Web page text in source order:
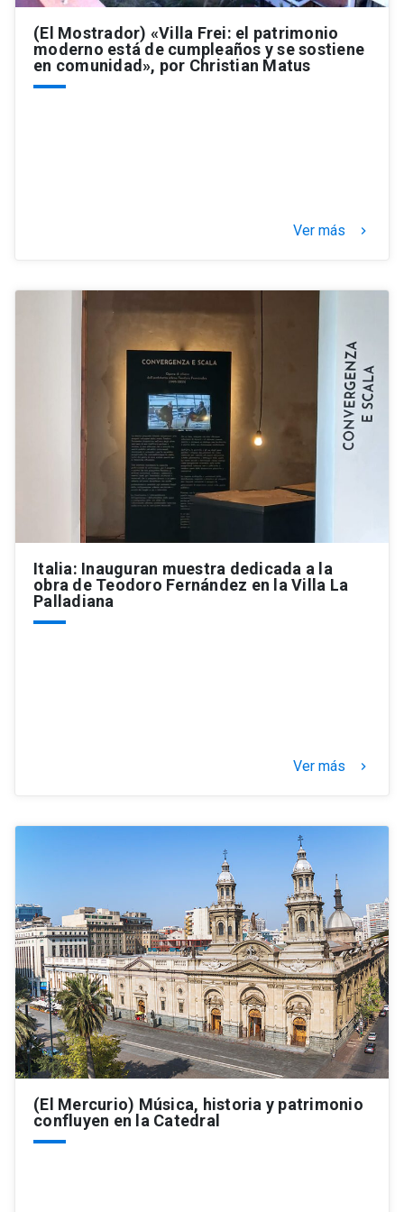
(El Mostrador) «Villa Frei: el patrimonio
moderno está de cumpleaños y se sostiene
en comunidad», por Christian Matus
Ver más keyboard_arrow_right
Italia: Inauguran muestra dedicada a la
obra de Teodoro Fernández en la Villa La
Palladiana
Ver más keyboard_arrow_right
(El Mercurio) Música, historia y patrimonio
confluyen en la Catedral